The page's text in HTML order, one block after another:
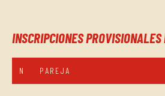
INSCRIPCIONES
N PAREJA